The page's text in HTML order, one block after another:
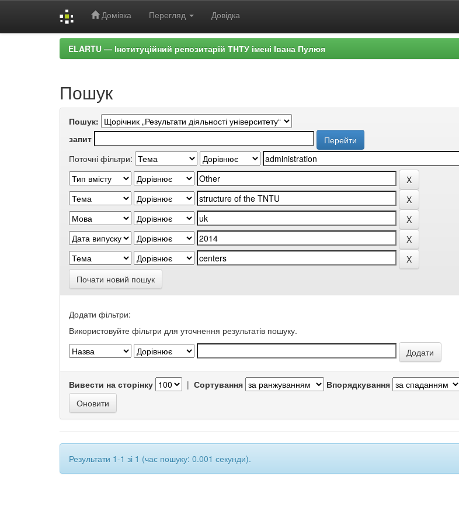
Домівка Перегляд Довідка
ELARTU — Інституційний репозитарій ТНТУ імені Івана Пулюя
Пошук
Пошук:
запит
Поточні фільтри:
Почати новий пошук
Додати фільтри:
Використовуйте фільтри для уточнення результатів пошуку.
Вивести на сторінку | Сортування Впорядкування
Результати 1-1 зі 1 (час пошуку: 0.001 секунди).